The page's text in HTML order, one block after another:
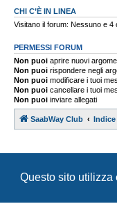
Questo sito
CHI C’È IN LINEA
Visitano il forum: Nessuno e 4
PERMESSI FORUM
Non puoi aprire nuovi
Non puoi rispondere negli
Non puoi modificare i tuoi
Non puoi cancellare i tuoi
Non puoi inviare allegati
SaabWay Club Indice